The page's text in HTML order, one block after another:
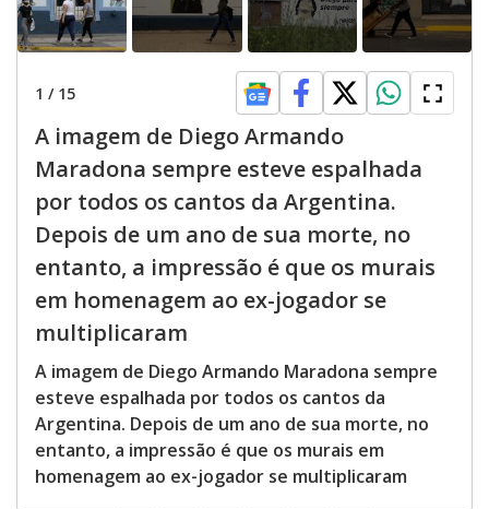
1 / 15
A imagem de Diego Armando
Maradona sempre esteve espalhada
por todos os cantos da Argentina.
Depois de um ano de sua morte, no
entanto, a impressão é que os murais
em homenagem ao ex-jogador se
multiplicaram
A imagem de Diego Armando Maradona sempre
esteve espalhada por todos os cantos da
Argentina. Depois de um ano de sua morte, no
entanto, a impressão é que os murais em
homenagem ao ex-jogador se multiplicaram